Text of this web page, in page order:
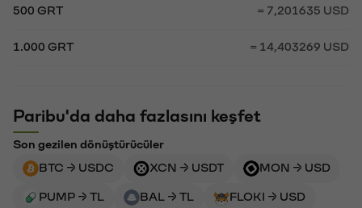
500 GRT = 7,201635 USD
1.000 GRT = 14,403269 USD
Paribu'da daha fazlasını keşfet
Son gezilen dönüştürücüler
BTC → USDC
XCN → USDT MON → USD
PUMP → TL BAL → TL FLOKI → USD